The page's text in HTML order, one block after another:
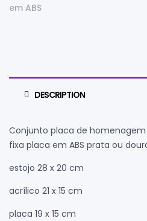
em ABS
DESCRIPTION
Conjunto placa de
fixa placa em ABS prata ou
estojo 28 x 20 cm
acrílico 21 x 15 cm
placa 19 x 15 cm